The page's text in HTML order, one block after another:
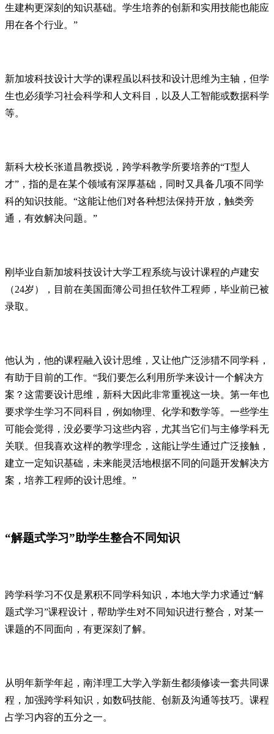
生建构更深刻的知识基础。学生培养的创新和实用技能也能应
用在各个行业。”
新加坡科技设计大学的课程虽以科技和设计思维为主轴，但学
生也必须学习社会科学和人文科目，以及人工智能或数据科学
等。
新科大校长张道昌教授说，跨学科教学所要培养的“T型人
才”，指的是在某个领域有深厚基础，同时又具备几项不同学
科的知识技能。“这能让他们对各种想法保持开放，触类旁
通，有效解决问题。”
刚毕业自新加坡科技设计大学工程系统与设计课程的卢建安
（24岁），目前在美国面簿公司担任软件工程师，毕业前已被
录取。
他认为，他的课程融入设计思维，又让他广泛涉猎不同学科，
有助于目前的工作。“我们要怎么利用所学来设计一个解决方
案？这需要设计思维，新科大因此非常重视这一块。第一年也
要求学生学习不同科目，例如物理、化学和数学等。一些学生
可能会觉得，没必要学习这些内容，尤其当它们与主修学科无
关联。但我喜欢这样的教学理念，这能让学生通过广泛接触，
建立一定知识基础，未来能灵活地根据不同的问题开发解决方
案，培养工程师的设计思维。”
“解题式学习”助学生整合不同知识
跨学科学习不仅是累积不同学科知识，本地大学力求通过“解
题式学习”课程设计，帮助学生对不同知识进行整合，对某一
课题的不同面向，有更深刻了解。
从明年新学年起，南洋理工大学入学新生都须修读一套共同课
程，加强跨学科知识，如数码技能、创新及沟通等技巧。课程
占学习内容的五分之一。